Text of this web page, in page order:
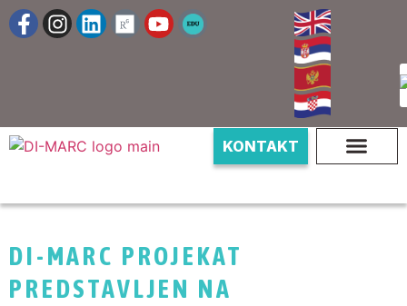
KONTAKT
DI-MARC PROJEKAT
PREDSTAVLJEN NA